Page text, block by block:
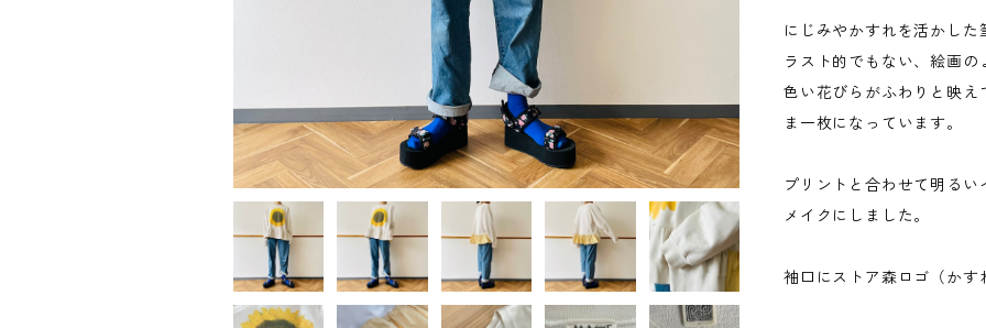
にじみやかすれを活かし
ラスト的でもない、絵画
色い花びらがふわりと映え
ま一枚になっています。
プリントと合わせて明るい
メイクにしました。
袖口にストア森ロゴ（かす